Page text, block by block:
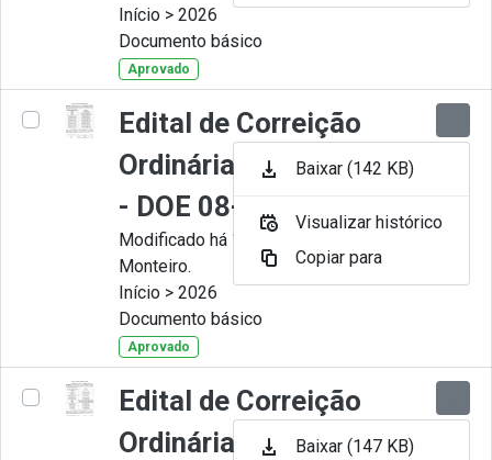
Início > 2026
Documento básico
Aprovado
Edital de Correição
Ordinária nº 007-2026
- DOE 08-06-2026
Modificado há 1 Mês por Juliana
Monteiro.
Início > 2026
Documento básico
Aprovado
Edital de Correição
Ordinária nº 006-2026
Baixar (142 KB)
Visualizar histórico
Copiar para
Baixar (147 KB)